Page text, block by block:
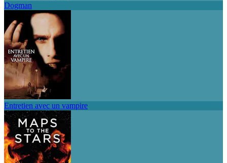
Dogman
Entretien avec un vampire